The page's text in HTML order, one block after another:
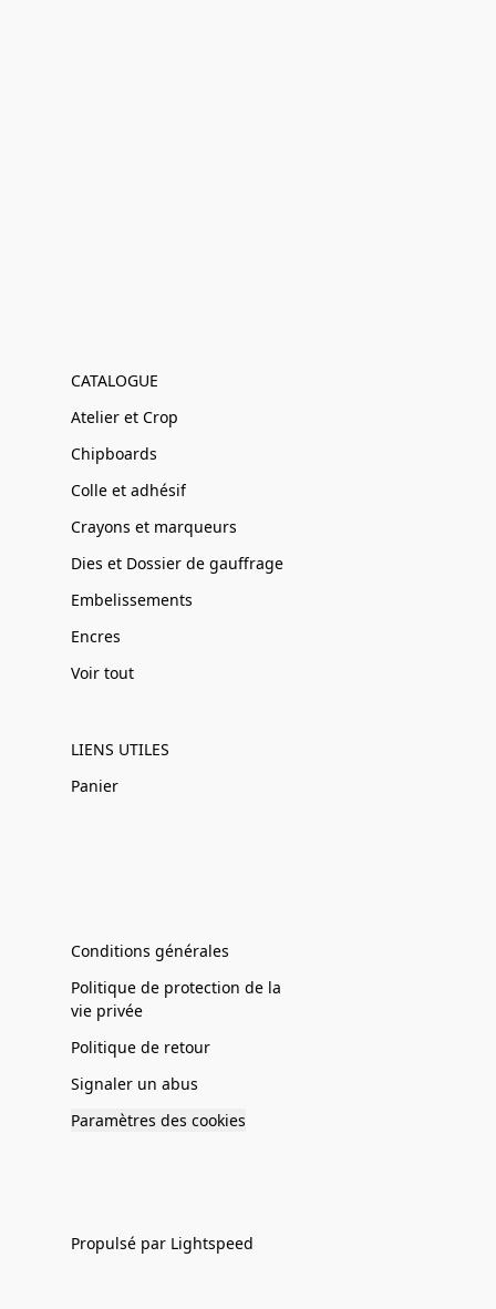
CATALOGUE
Atelier et Crop
Chipboards
Colle et adhésif
Crayons et marqueurs
Dies et Dossier de gauffrage
Embelissements
Encres
Voir tout
LIENS UTILES
Panier
Conditions générales
Politique de protection de la
vie privée
Politique de retour
Signaler un abus
Paramètres des cookies
Propulsé par Lightspeed